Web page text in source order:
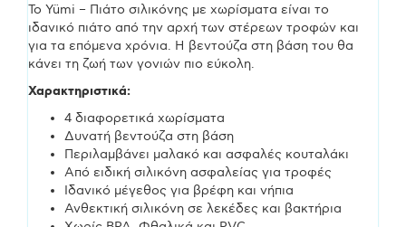
ποσότητα
Το Yümi – Πιάτο σιλικόνης με χωρίσματα είναι το
ιδανικό πιάτο από την αρχή των στέρεων τροφών και
για τα επόμενα χρόνια. Η βεντούζα στη βάση του θα
κάνει τη ζωή των γονιών πιο εύκολη.
Χαρακτηριστικά:
4 διαφορετικά χωρίσματα
Δυνατή βεντούζα στη βάση
Περιλαμβάνει μαλακό και ασφαλές κουταλάκι
Από ειδική σιλικόνη ασφαλείας για τροφές
Ιδανικό μέγεθος για βρέφη και νήπια
Ανθεκτική σιλικόνη σε λεκέδες και βακτήρια